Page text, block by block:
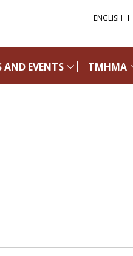
ENGLISH
AND EVENTS ΤΜΗΜΑ